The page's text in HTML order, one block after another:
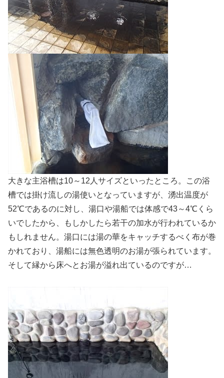
大きな主浴槽は10～12人サイズといったところ。この浴
槽では掛け流しの湯使いとなっていますが、湧出温度が
52℃であるのに対し、湯口や湯船では体感で43～4℃くら
いでしたから、もしかしたら若干の加水が行われているか
もしれません。湯口には湯の華をキャッチするべく布が巻
かれており、湯船には無色透明のお湯が張られています。
そして縁から床へとお湯が溢れ出ているのですが…